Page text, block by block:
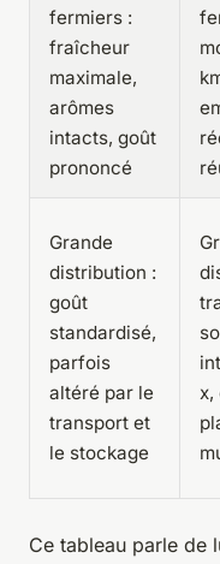
fermiers :
fraîcheur
maximale,
arômes
intacts, goût
prononcé
Grande
distribution :
goût
standardisé,
parfois
altéré par le
transport et
le stockage
x,
Ce tableau parle de